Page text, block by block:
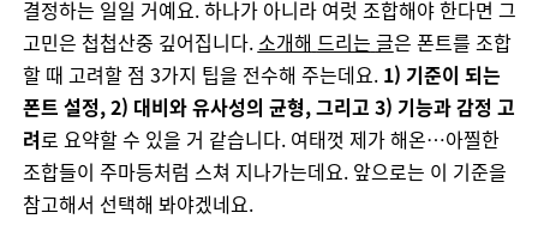
결정하는 일일 거예요.하나가 아니라 여럿 조합해야한다면 그
고민은 첩첩산중 깊어집니다.소개해 드리는 글은 폰트를 조합
할 때 고려할 점 3가지 팁을 전수해 주는데요. 1) 기준이 되는
폰트 설정, 2) 대비와유사성의 균형,그리고 3) 기능과감정 고
려로 요약할수 있을 거 같습니다. 여태껏 제가해온…아찔한
조합들이 주마등처럼 스쳐 지나가는데요. 앞으로는 이 기준을
참고해서 선택해 봐야겠네요.